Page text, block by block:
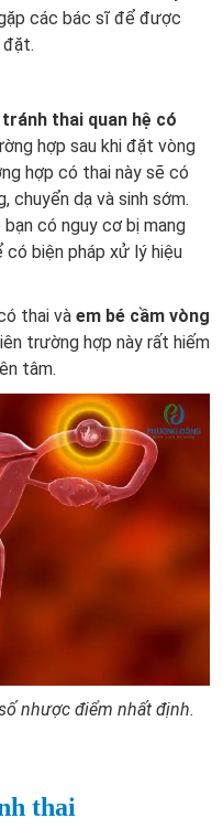
các bác sĩ để được
thai quan hệ có
hợp sau khi đặt vòng
hợp có thai này sẽ có
chuyển dạ và sinh sớm.
có nguy cơ bị mang
biện pháp xử lý hiệu
thai và em bé cầm vòng
trường hợp này rất hiếm
tâm.
nhược điểm nhất định.
thai